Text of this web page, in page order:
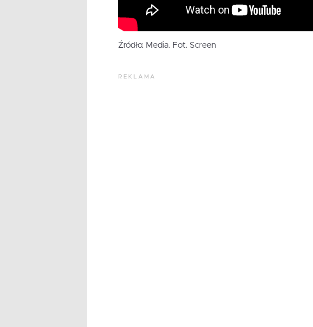
Źródło: Media. Fot. Screen
REKLAMA